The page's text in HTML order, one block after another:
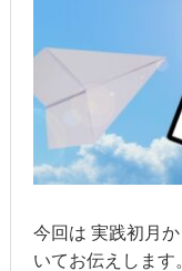
今回は 実践初月
いてお伝えしま